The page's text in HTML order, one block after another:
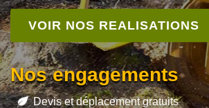
VOIR NOS REALISATIONS
Nos engagements
Devis et déplacement gratuits